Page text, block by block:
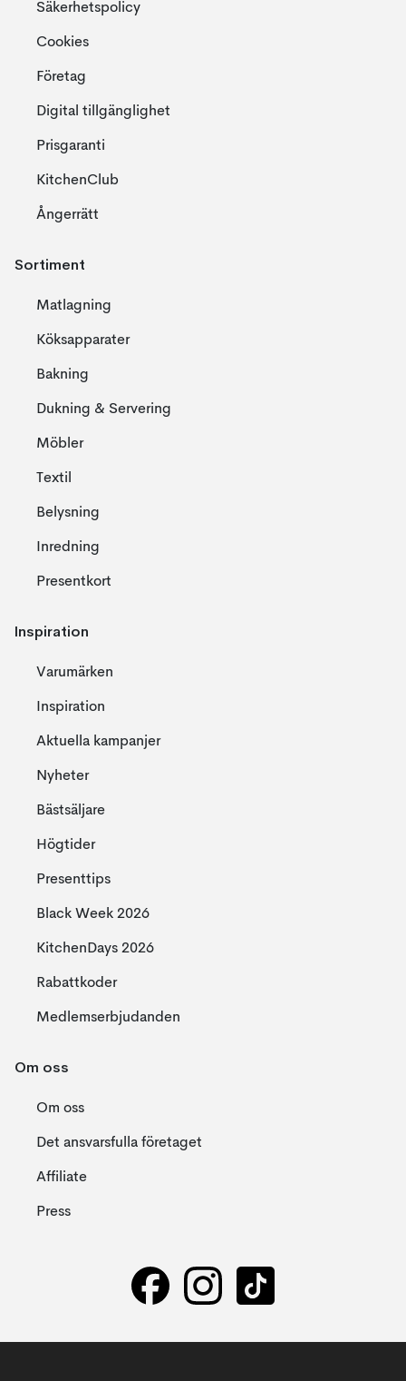
Säkerhetspolicy
Cookies
Företag
Digital tillgänglighet
Prisgaranti
KitchenClub
Ångerrätt
Sortiment
Matlagning
Köksapparater
Bakning
Dukning & Servering
Möbler
Textil
Belysning
Inredning
Presentkort
Inspiration
Varumärken
Inspiration
Aktuella kampanjer
Nyheter
Bästsäljare
Högtider
Presenttips
Black Week 2026
KitchenDays 2026
Rabattkoder
Medlemserbjudanden
Om oss
Om oss
Det ansvarsfulla företaget
Affiliate
Press